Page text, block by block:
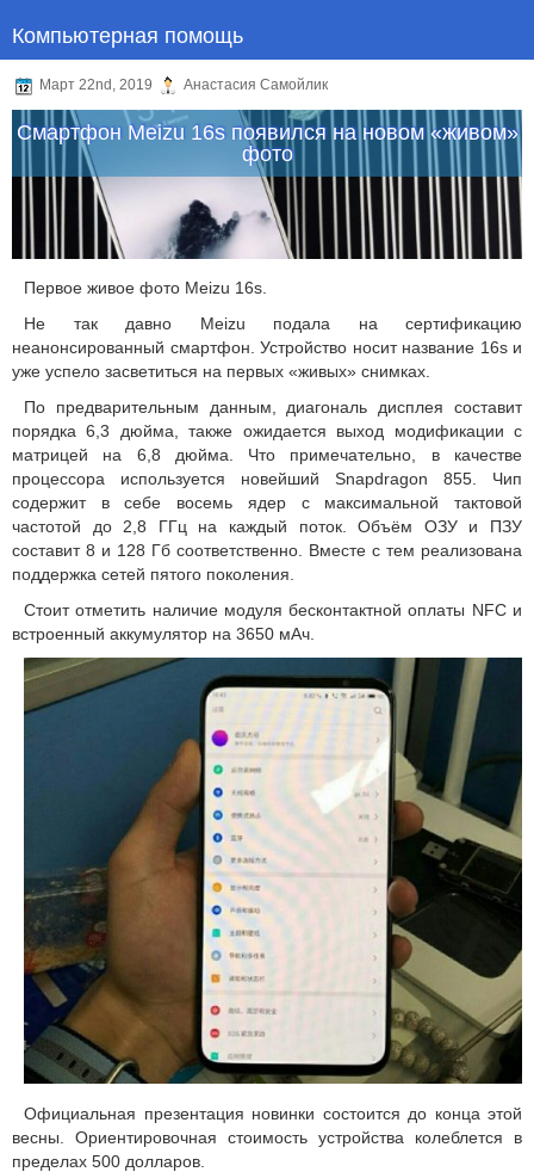
Компьютерная помощь
Март 22nd, 2019 Анастасия Самойлик
Смартфон Meizu 16s появился на новом «живом»
фото
Первое живое фото Meizu 16s.
Не так давно Meizu подала на сертификацию
неанонсированный смартфон. Устройство носит название 16s и
уже успело засветиться на первых «живых» снимках.
По предварительным данным, диагональ дисплея составит
порядка 6,3 дюйма, также ожидается выход модификации с
матрицей на 6,8 дюйма. Что примечательно, в качестве
процессора используется новейший Snapdragon 855. Чип
содержит в себе восемь ядер с максимальной тактовой
частотой до 2,8 ГГц на каждый поток. Объём ОЗУ и ПЗУ
составит 8 и 128 Гб соответственно. Вместе с тем реализована
поддержка сетей пятого поколения.
Стоит отметить наличие модуля бесконтактной оплаты NFC и
встроенный аккумулятор на 3650 мАч.
Официальная презентация новинки состоится до конца этой
весны. Ориентировочная стоимость устройства колеблется в
пределах 500 долларов.